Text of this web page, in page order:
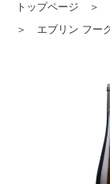
トップページ ＞
＞ エブリン フー